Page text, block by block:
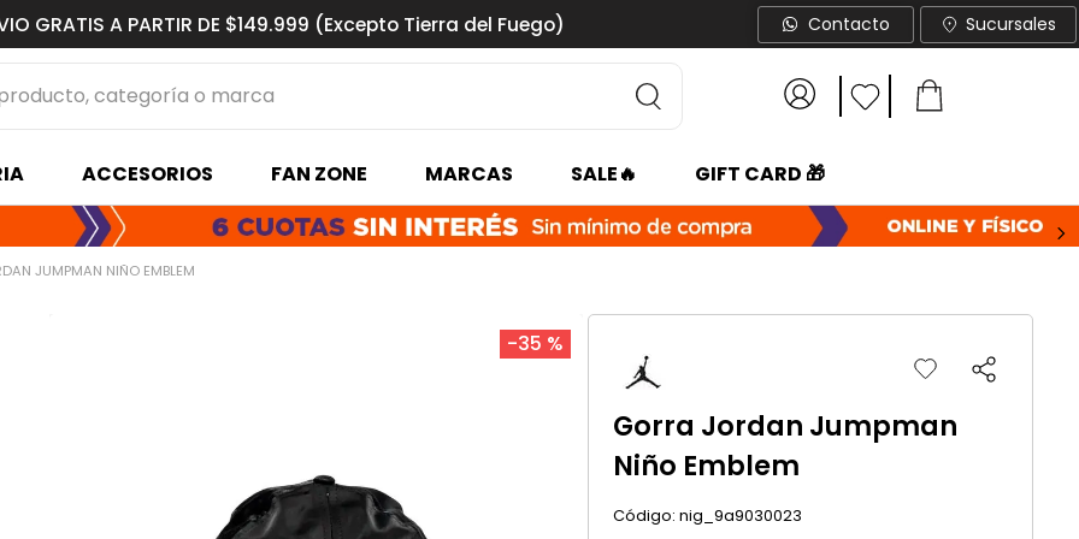
GRATIS A PARTIR DE $149.999 (Excepto Tierra del Fuego) Contacto Sucursales
categoría o marca
ACCESORIOS FAN ZONE MARCAS SALE🔥 GIFT CARD 🎁
JUMPMAN NIÑO EMBLEM
-35 %
Gorra Jordan Jumpman
Niño Emblem
: nig_9a9030023